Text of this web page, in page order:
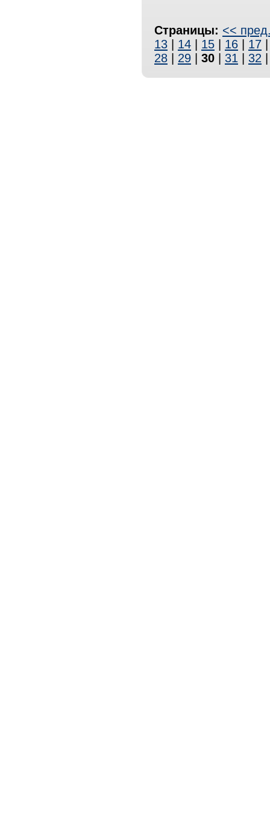
Страницы: <<
13
14 15 16 17
28
29 30 31 32